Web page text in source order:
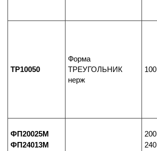
ТР10050
Форма
ТРЕУГОЛЬНИК
нерж
100
ФП20025М
ФП24013М
200
240